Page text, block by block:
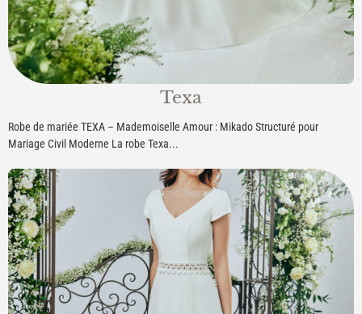
Texa
Robe de mariée TEXA – Mademoiselle Amour : Mikado Structuré pour
Mariage Civil Moderne La robe Texa...